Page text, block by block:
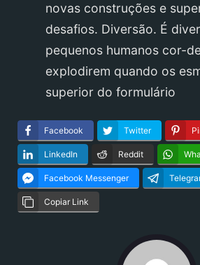
novas construções e
desafios. Diversão. É
pequenos humanos cor-
explodirem quando os
superior do formulário
Facebook Twitter
LinkedIn Reddit
Facebook Messenger
Copiar Link